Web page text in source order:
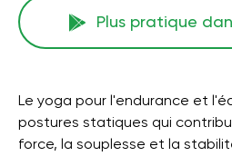
Plus pratique
Le yoga pour l'endurance et
postures statiques qui
force, la souplesse et la